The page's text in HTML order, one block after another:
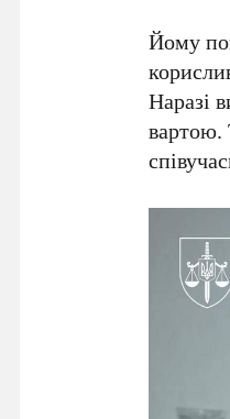
Йому
Наразі
вартою.